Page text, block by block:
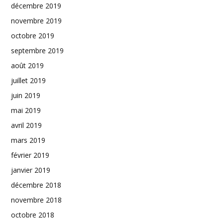
décembre 2019
novembre 2019
octobre 2019
septembre 2019
août 2019
juillet 2019
juin 2019
mai 2019
avril 2019
mars 2019
février 2019
janvier 2019
décembre 2018
novembre 2018
octobre 2018